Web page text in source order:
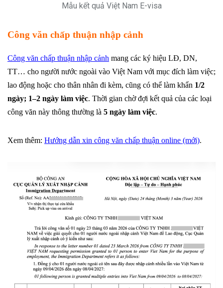
Mẫu kết quả Việt Nam E-visa
Công văn chấp thuận nhập cảnh
Công văn chấp thuận nhập cảnh mang các ký hiệu LĐ, DN,
TT… cho người nước ngoài vào Việt Nam với mục đích làm việc;
lao động hoặc cho thân nhân đi kèm, cũng có thể làm khẩn 1/2
ngày; 1–2 ngày làm việc. Thời gian chờ đợi kết quả của các loại
công văn này thông thường là 5 ngày làm việc.
Xem thêm: Hướng dẫn xin công văn chấp thuận online (mới).